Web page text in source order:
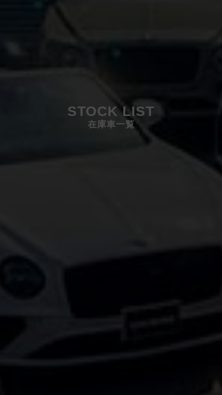
STOCK LIST
在庫車一覧